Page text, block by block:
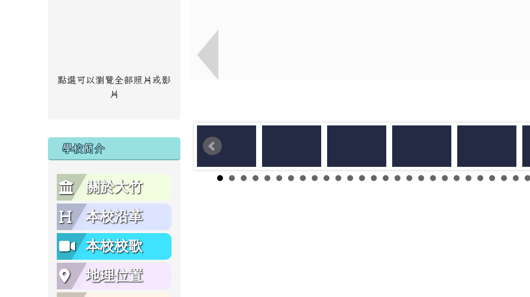
點選可以瀏覽全部照片或影
片
學校簡介
關於大竹
本校沿革
本校校歌
地理位置